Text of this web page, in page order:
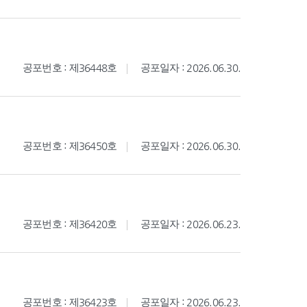
공포번호 : 제36448호 공포일자 : 2026.06.30.
공포번호 : 제36450호 공포일자 : 2026.06.30.
공포번호 : 제36420호 공포일자 : 2026.06.23.
공포번호 : 제36423호 공포일자 : 2026.06.23.